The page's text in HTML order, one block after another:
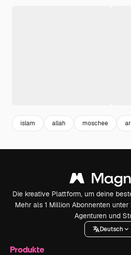
islam allah moschee
Die kreative Plattform, um deine
Mehr als 1 Million Abonnenten unter
Agenturen und
Deutsch
Produkte